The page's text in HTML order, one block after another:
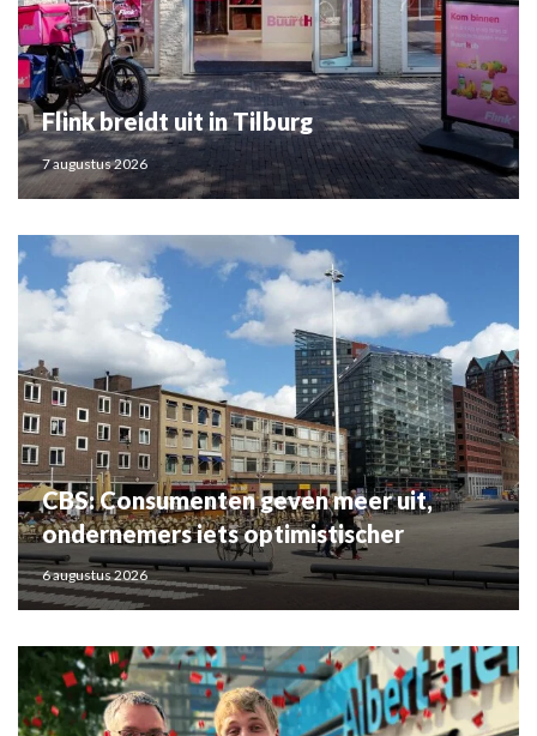
Flink breidt uit in Tilburg
7 augustus 2026
CBS: Consumenten geven meer uit,
ondernemers iets optimistischer
6 augustus 2026